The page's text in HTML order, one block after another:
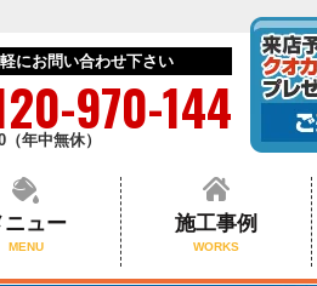
にお問い合わせ下さい
970-144
年中無休）
ニュー
MENU
施工事例
WORKS